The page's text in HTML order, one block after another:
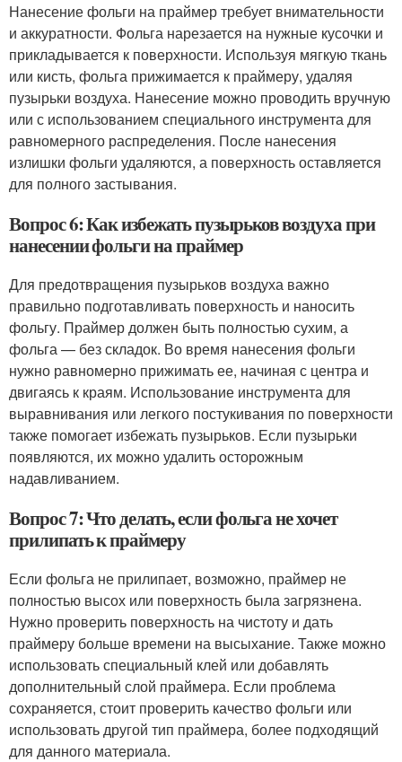
Нанесение фольги на праймер требует внимательности
и аккуратности. Фольга нарезается на нужные кусочки и
прикладывается к поверхности. Используя мягкую ткань
или кисть, фольга прижимается к праймеру, удаляя
пузырьки воздуха. Нанесение можно проводить вручную
или с использованием специального инструмента для
равномерного распределения. После нанесения
излишки фольги удаляются, а поверхность оставляется
для полного застывания.
Вопрос 6: Как избежать пузырьков воздуха при
нанесении фольги на праймер
Для предотвращения пузырьков воздуха важно
правильно подготавливать поверхность и наносить
фольгу. Праймер должен быть полностью сухим, а
фольга — без складок. Во время нанесения фольги
нужно равномерно прижимать ее, начиная с центра и
двигаясь к краям. Использование инструмента для
выравнивания или легкого постукивания по поверхности
также помогает избежать пузырьков. Если пузырьки
появляются, их можно удалить осторожным
надавливанием.
Вопрос 7: Что делать, если фольга не хочет
прилипать к праймеру
Если фольга не прилипает, возможно, праймер не
полностью высох или поверхность была загрязнена.
Нужно проверить поверхность на чистоту и дать
праймеру больше времени на высыхание. Также можно
использовать специальный клей или добавлять
дополнительный слой праймера. Если проблема
сохраняется, стоит проверить качество фольги или
использовать другой тип праймера, более подходящий
для данного материала.